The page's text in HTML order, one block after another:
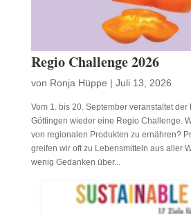
Regio Challenge 2026
von Ronja Hüppe | Juli 13, 2026
Vom 1. bis 20. September veranstaltet der
Göttingen wieder eine Regio Challenge.
von regionalen Produkten zu ernähren?
greifen wir oft zu Lebensmitteln aus aller
wenig Gedanken über...